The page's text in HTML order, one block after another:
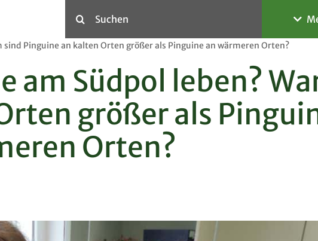
Suche
Das Gymnasium
Personen
Schulgremien
Pinguine an kalten Orten größer als Pinguine an wärmeren Orten?
am Südpol leben?
größer als
Orten?